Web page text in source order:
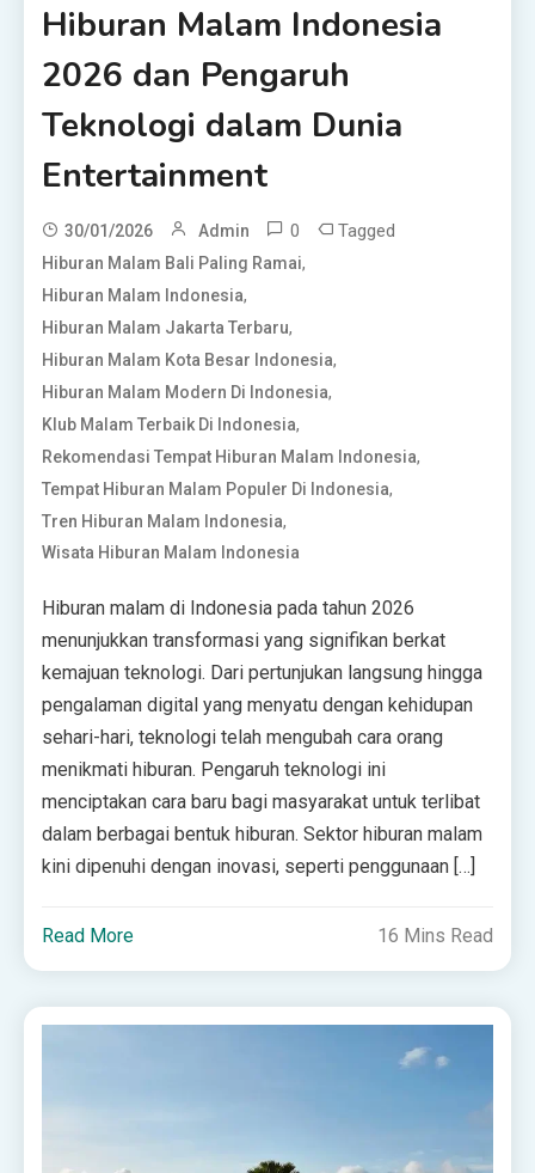
Hiburan Malam Indonesia
2026 dan Pengaruh
Teknologi dalam Dunia
Entertainment
30/01/2026 Admin 0 Tagged
Hiburan Malam Bali Paling Ramai,
Hiburan Malam Indonesia,
Hiburan Malam Jakarta Terbaru,
Hiburan Malam Kota Besar Indonesia,
Hiburan Malam Modern Di Indonesia,
Klub Malam Terbaik Di Indonesia,
Rekomendasi Tempat Hiburan Malam Indonesia,
Tempat Hiburan Malam Populer Di Indonesia,
Tren Hiburan Malam Indonesia,
Wisata Hiburan Malam Indonesia
Hiburan malam di Indonesia pada tahun 2026
menunjukkan transformasi yang signifikan berkat
kemajuan teknologi. Dari pertunjukan langsung hingga
pengalaman digital yang menyatu dengan kehidupan
sehari-hari, teknologi telah mengubah cara orang
menikmati hiburan. Pengaruh teknologi ini
menciptakan cara baru bagi masyarakat untuk terlibat
dalam berbagai bentuk hiburan. Sektor hiburan malam
kini dipenuhi dengan inovasi, seperti penggunaan […]
Read More 16 Mins Read